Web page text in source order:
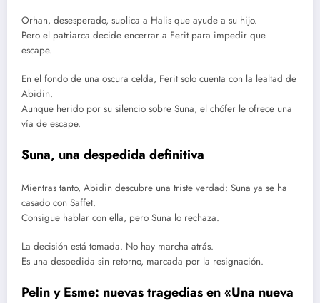
Orhan, desesperado, suplica a Halis que ayude a su hijo.
Pero el patriarca decide encerrar a Ferit para impedir que
escape.
En el fondo de una oscura celda, Ferit solo cuenta con la lealtad de
Abidin.
Aunque herido por su silencio sobre Suna, el chófer le ofrece una
vía de escape.
Suna, una despedida definitiva
Mientras tanto, Abidin descubre una triste verdad: Suna ya se ha
casado con Saffet.
Consigue hablar con ella, pero Suna lo rechaza.
La decisión está tomada. No hay marcha atrás.
Es una despedida sin retorno, marcada por la resignación.
Pelin y Esme: nuevas tragedias en «Una nueva